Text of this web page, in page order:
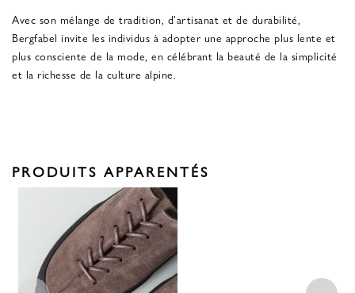
Avec son mélange de tradition, d'artisanat et de durabilité,
Bergfabel invite les individus à adopter une approche plus lente et
plus consciente de la mode, en célébrant la beauté de la simplicité
et la richesse de la culture alpine.
PRODUITS APPARENTÉS